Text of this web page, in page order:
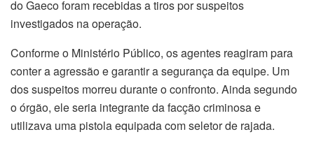
do Gaeco foram recebidas a tiros por suspeitos
investigados na operação.
Conforme o Ministério Público, os agentes reagiram para
conter a agressão e garantir a segurança da equipe. Um
dos suspeitos morreu durante o confronto. Ainda segundo
o órgão, ele seria integrante da facção criminosa e
utilizava uma pistola equipada com seletor de rajada.